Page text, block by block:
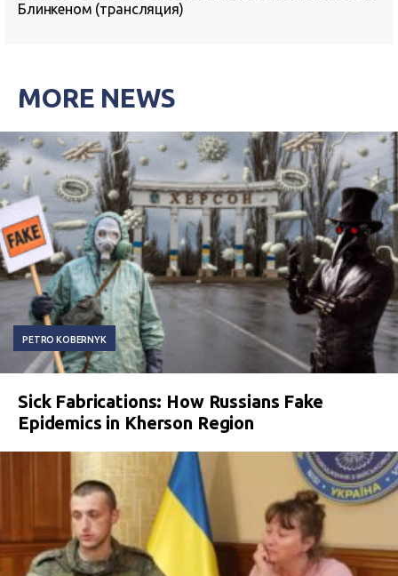
Блинкеном (трансляция)
MORE NEWS
PETRO KOBERNYK
Sick Fabrications: How Russians Fake
Epidemics in Kherson Region